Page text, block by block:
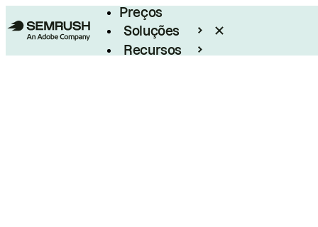
Preços
Soluções
Recursos